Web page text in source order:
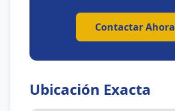
Contactar Ahora
Ubicación Exacta